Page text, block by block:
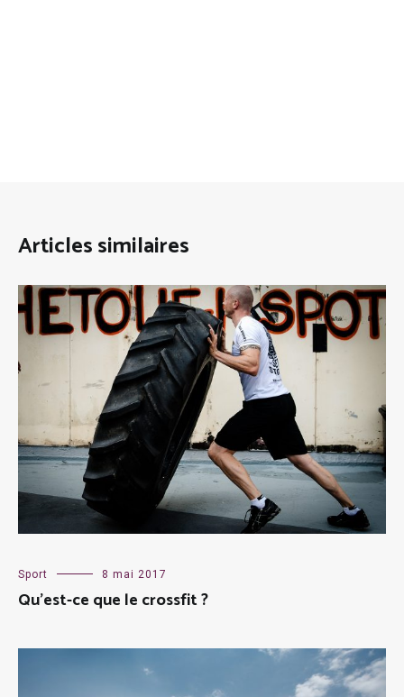
Articles similaires
Sport 8 mai 2017
Qu’est-ce que le crossfit ?